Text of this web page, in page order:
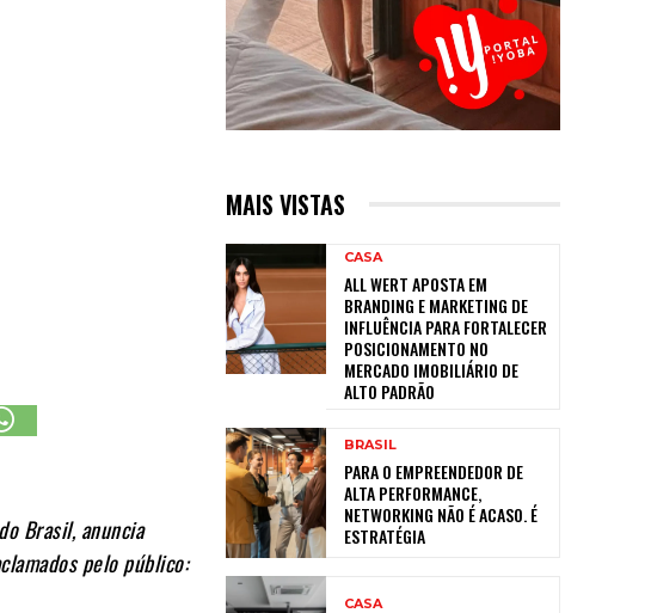
Brasil, anuncia
pelo público:
MAIS VISTAS
CASA
ALL WERT APOSTA EM
BRANDING E MARKETING DE
INFLUÊNCIA PARA FORTALECER
POSICIONAMENTO NO
MERCADO IMOBILIÁRIO DE
ALTO PADRÃO
BRASIL
PARA O EMPREENDEDOR DE
ALTA PERFORMANCE,
NETWORKING NÃO É ACASO. É
ESTRATÉGIA
CASA